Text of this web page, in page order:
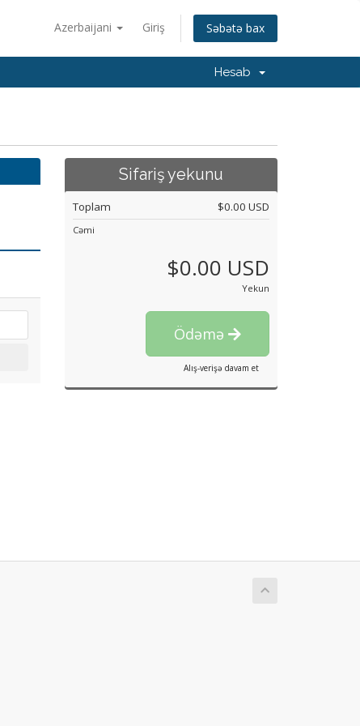
Azerbaijani Giriş Səbətə bax
Hesab
Sifariş yekunu
Toplam $0.00 USD
Cəmi
$0.00 USD
Yekun
Ödəmə
Alış-verişə davam et